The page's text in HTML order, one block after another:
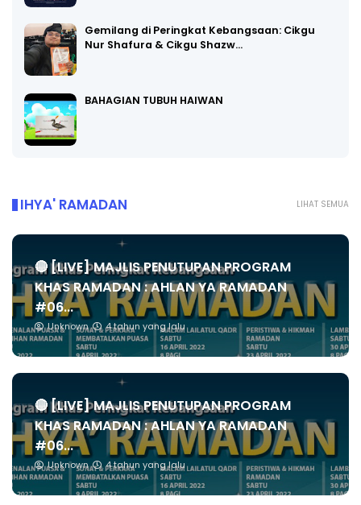
Gemilang di Peringkat Kebangsaan: Cikgu
Nur Shafura & Cikgu Shazw…
BAHAGIAN TUBUH HAIWAN
LIHAT SEMUA
IHYA' RAMADAN
🔴 [LIVE] MAJLIS PENUTUPAN PROGRAM
KHAS RAMADAN : AHLAN YA RAMADAN
#06...
Unknown 4 tahun yang lalu
🔴 [LIVE] MAJLIS PENUTUPAN PROGRAM
KHAS RAMADAN : AHLAN YA RAMADAN
#06...
Unknown 4 tahun yang lalu